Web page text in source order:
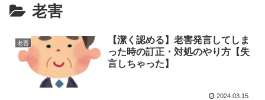
老害
老害
【潔く認める】老害発言してしま
った時の訂正・対処のやり方【失
言しちゃった】
2024.03.15